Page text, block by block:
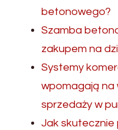
betonowego?
Szamba
zakupem na
Systemy
wpomagają na
sprzedaży w
Jak